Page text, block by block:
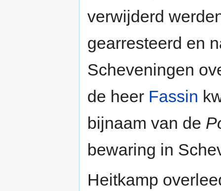
verwijderd
gearresteerd en
Scheveningen
de heer Fassin
bijnaam van de
bewaring in
Heitkamp